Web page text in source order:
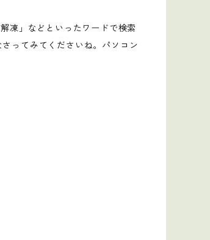
凍」などといったワードで検索
ってみてくださいね。パソコン